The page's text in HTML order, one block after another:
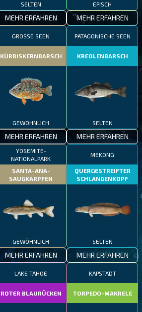
SELTEN
MEHR ERFAHREN
EPISCH
MEHR ERFAHREN
GROSSE SEEN
KÜRBISKERNBARSCH
GEWÖHNLICH
MEHR ERFAHREN
PATAGONISCHE SEEN
KREOLENBARSCH
SELTEN
MEHR ERFAHREN
YOSEMITE-
NATIONALPARK
SANTA-ANA-
SAUGKARPFEN
GEWÖHNLICH
MEHR ERFAHREN
MEKONG
QUERGESTREIFTER
SCHLANGENKOPF
SELTEN
MEHR ERFAHREN
LAKE TAHOE
ROTER BLAURÜCKEN
KAPSTADT
TORPEDO-MAKRELE